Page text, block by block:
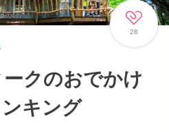
28
ークのおでかけ
キング